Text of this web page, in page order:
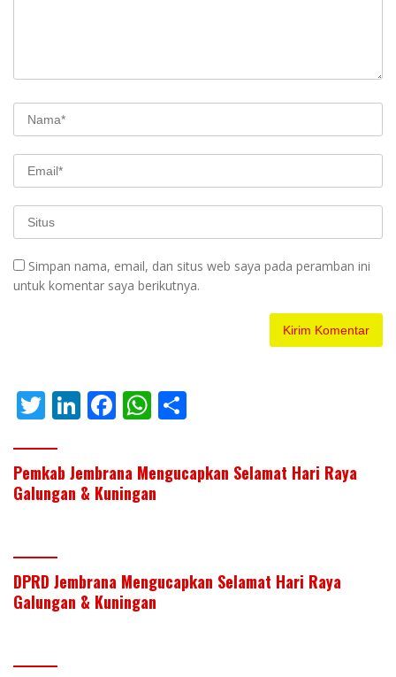
Simpan nama, email, dan situs web saya pada peramban ini
untuk komentar saya berikutnya.
T
itt
er
Li
k
e
F
e
b
k
W
at
s
p
ar
e
Pemkab Jembrana Mengucapkan Selamat Hari Raya
Galungan & Kuningan
DPRD Jembrana Mengucapkan Selamat Hari Raya
Galungan & Kuningan